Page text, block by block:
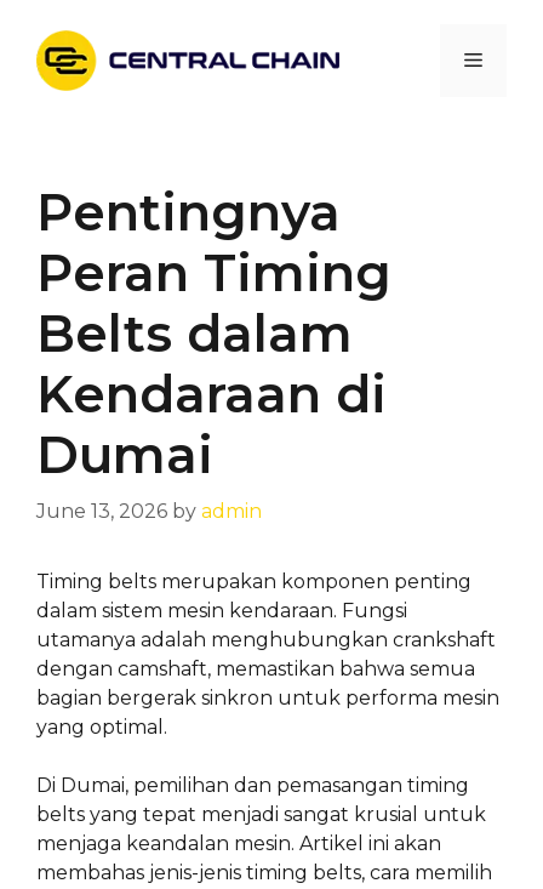
content
Menu
Pentingnya
Peran Timing
Belts dalam
Kendaraan di
Dumai
June 13, 2026 by admin
Timing belts merupakan komponen penting
dalam sistem mesin kendaraan. Fungsi
utamanya adalah menghubungkan crankshaft
dengan camshaft, memastikan bahwa semua
bagian bergerak sinkron untuk performa mesin
yang optimal.
Di Dumai, pemilihan dan pemasangan timing
belts yang tepat menjadi sangat krusial untuk
menjaga keandalan mesin. Artikel ini akan
membahas jenis-jenis timing belts, cara memilih